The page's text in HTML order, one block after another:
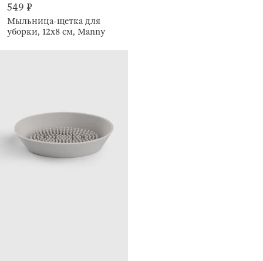
549 ₽
Мыльница-щетка для
уборки, 12х8 см, Manny